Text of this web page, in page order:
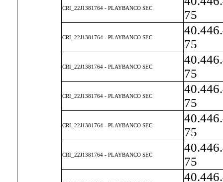
CRI_22J1381764 - PLAYBANCO SEC
75
CRI_22J1381764 - PLAYBANCO SEC
75
CRI_22J1381764 - PLAYBANCO SEC
75
CRI_22J1381764 - PLAYBANCO SEC
75
CRI_22J1381764 - PLAYBANCO SEC
75
CRI_22J1381764 - PLAYBANCO SEC
75